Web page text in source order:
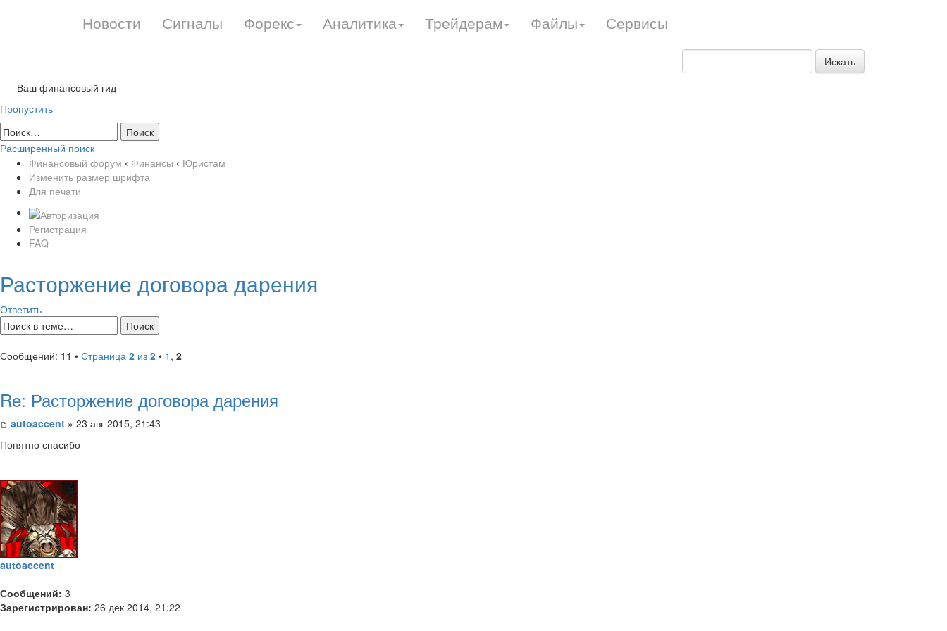
Новости Сигналы Форекс Аналитика Трейдерам Файлы Сервисы
Искать
Ваш финансовый гид
Пропустить
Расширенный поиск
Финансовый форум ‹ Финансы ‹ Юристам
Изменить размер шрифта
Для печати
Регистрация
FAQ
Расторжение договора дарения
Ответить
Сообщений: 11 • Страница 2 из 2 • 1 , 2
Re: Расторжение договора дарения
autoaccent » 23 авг 2015, 21:43
Понятно спасибо
autoaccent
Сообщений: 3
Зарегистрирован: 26 дек 2014, 21:22